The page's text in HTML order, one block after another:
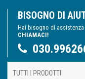
BISOGNO DI
Hai bisogno di
CHIAMACI!
TUTTI I PRODOTTI